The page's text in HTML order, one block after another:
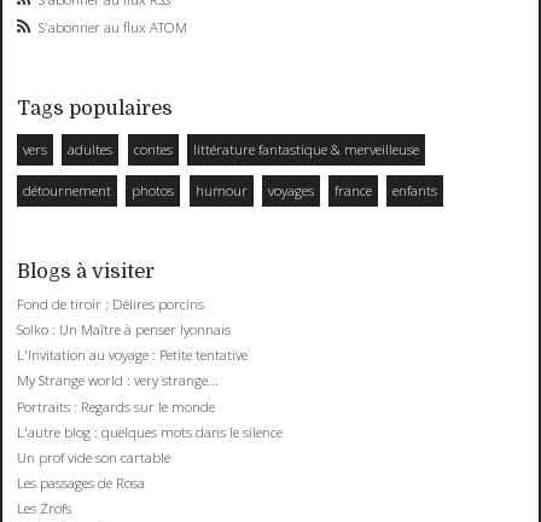
S'abonner au flux ATOM
Tags populaires
vers adultes contes littérature fantastique & merveilleuse
détournement photos humour voyages france enfants
Blogs à visiter
Fond de tiroir : Délires porcins
Solko : Un Maître à penser lyonnais
L'Invitation au voyage : Petite tentative
My Strange world : very strange...
Portraits : Regards sur le monde
L'autre blog : quelques mots dans le silence
Un prof vide son cartable
Les passages de Rosa
Les Zrofs